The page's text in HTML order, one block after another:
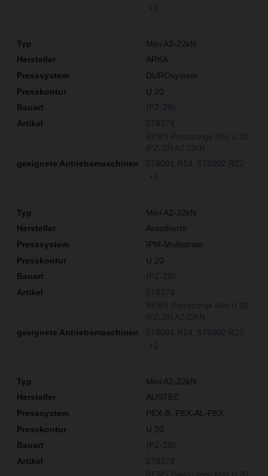
+1
Mini A2-22kN
ARKA
DUROsystem
U 20
(PZ-2B)
578378
578001 R14
578002 R22
+1
Mini A2-22kN
Assotherm
IPM-Multistrato
U 20
(PZ-2B)
578378
578001 R14
578002 R22
+1
Mini A2-22kN
AUSTEC
PEX-B, PEX-AL-PEX
U 20
(PZ-2B)
578378